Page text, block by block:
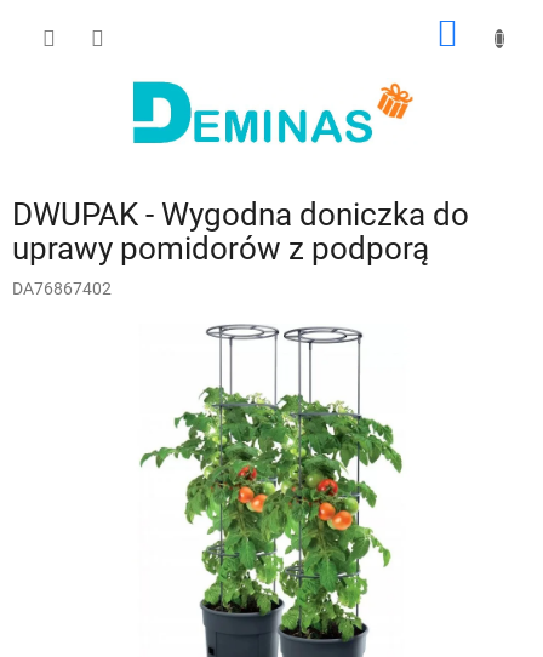
DWUPAK - Wygodna doniczka do
uprawy pomidorów z podporą
DA76867402